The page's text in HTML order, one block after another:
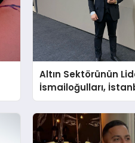
Altın Sektörünün
İsmailoğulları,
Mücevher Fuarı’nda